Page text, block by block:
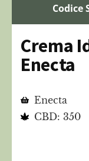
Codice
Crema
Enecta
Enecta
CBD: 350